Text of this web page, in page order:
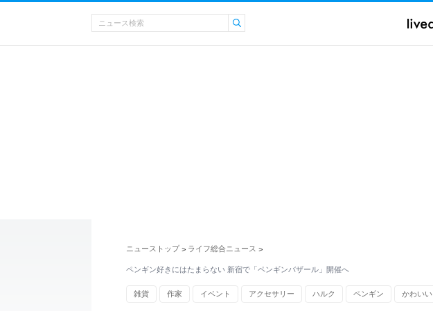
ニューストップ > ライフ総合ニュース >
ペンギン好きにはたまらない 新宿で「ペンギンバザール」開催へ
雑貨 作家 イベント アクセサリー ハルク ペンギン かわいい